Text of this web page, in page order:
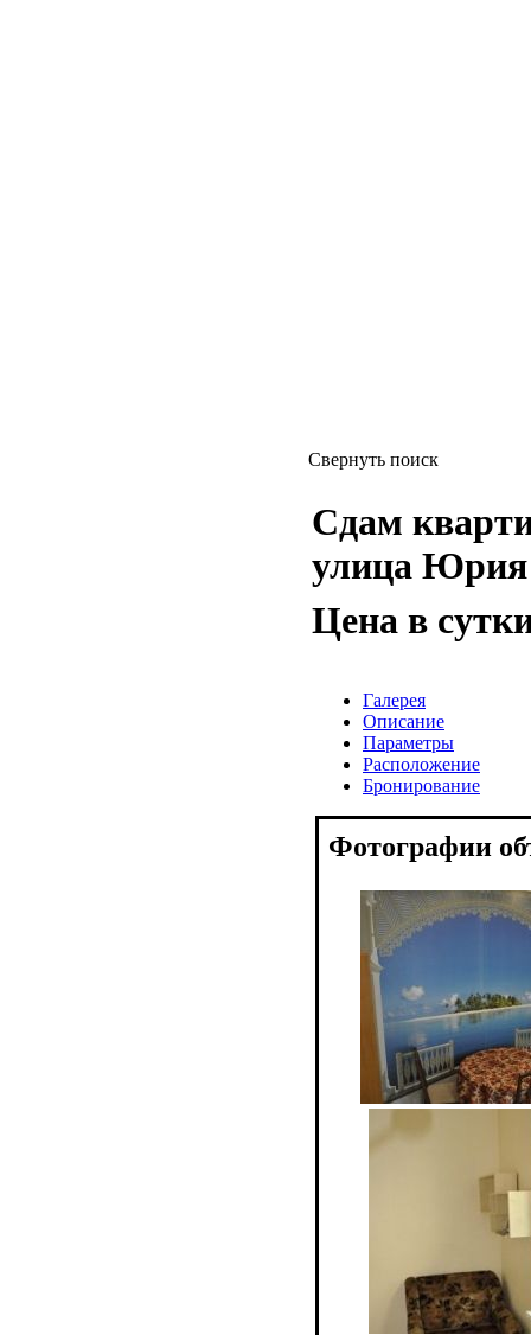
Свернуть поиск
Сдам
улица
Цена в
Галерея
Описание
Параметры
Расположение
Бронирование
Фотографии